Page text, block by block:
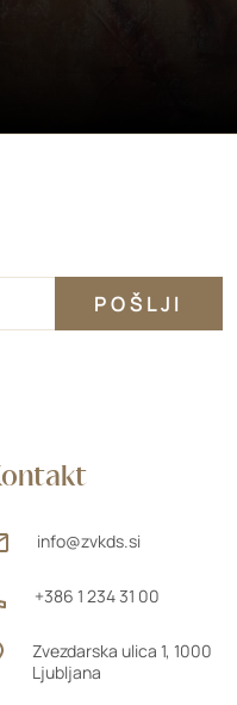
info@zvkds.si
+386 1 234 31 00
Zvezdarska ulica 1, 1000
Ljubljana